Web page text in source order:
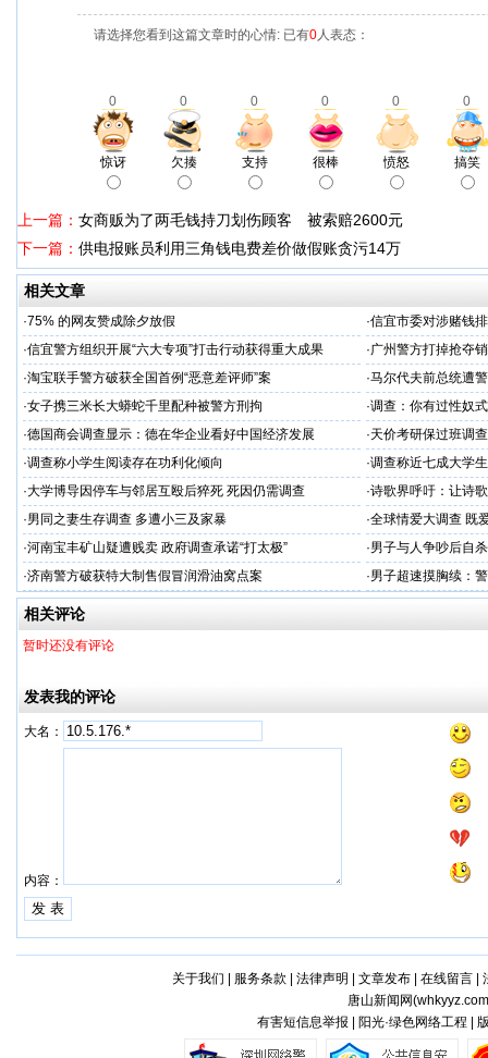
请选择您看到这篇文章时的心情: 已有0人表态：
0 0 0 0 0 0
惊讶 欠揍 支持 很棒 愤怒 搞笑
上一篇： 女商贩为了两毛钱持刀划伤顾客 被索赔2600元
下一篇： 供电报账员利用三角钱电费差价做假账贪污14万
相关文章
·75% 的网友赞成除夕放假 ·信宜市委对涉赌钱
·信宜警方组织开展“六大专项”打击行动获得重大成果 ·广州警方打掉抢夺
·淘宝联手警方破获全国首例“恶意差评师”案 ·马尔代夫前总统遭
·女子携三米长大蟒蛇千里配种被警方刑拘 ·调查：你有过性奴
·德国商会调查显示：德在华企业看好中国经济发展 ·天价考研保过班调
·调查称小学生阅读存在功利化倾向 ·调查称近七成大学
·大学博导因停车与邻居互殴后猝死 死因仍需调查 ·诗歌界呼吁：让诗
·男同之妻生存调查 多遭小三及家暴 ·全球情爱大调查 既
·河南宝丰矿山疑遭贱卖 政府调查承诺“打太极” ·男子与人争吵后自
·济南警方破获特大制售假冒润滑油窝点案 ·男子超速摸胸续：
相关评论
暂时还没有评论
发表我的评论
大名：
内容：
关于我们 服务条款 法律声明 文章发布| 在线留言|
唐山新闻网(whkyyz.com
有害短信息举报 | 阳光·绿色网络工程 |